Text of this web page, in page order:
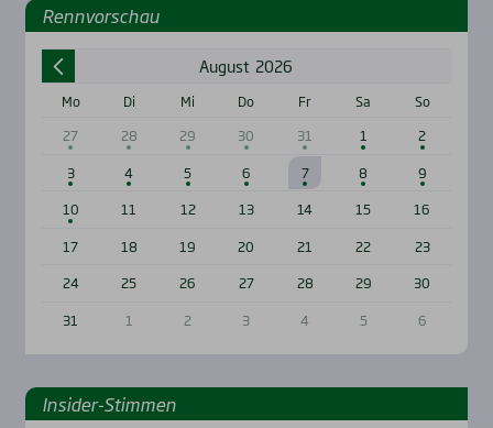
Renn­vor­schau
August 2026
Mo Di Mi Do Fr Sa
So
27
28 29 30 31 1
2
3
4 5 6 7 8
9
10
11 12 13 14 15
16
17
18 19 20 21 22
23
24
25 26 27 28 29
30
31
1 2 3 4 5 6
Insi­der-Stim­men